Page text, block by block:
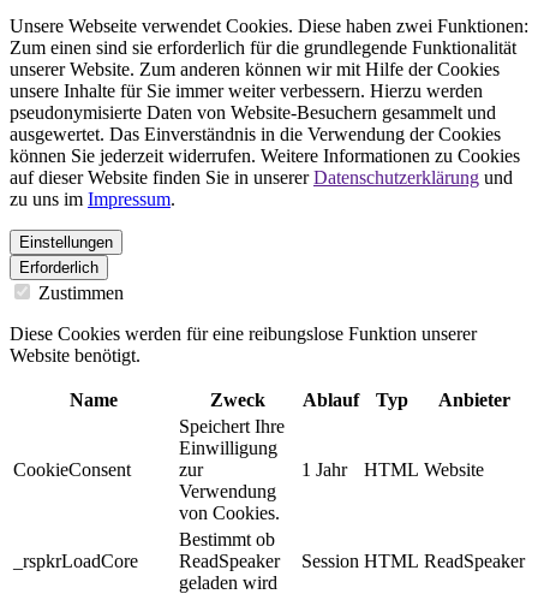
Unsere Webseite verwendet Cookies. Diese haben zwei Funktionen:
Zum einen sind sie erforderlich für die grundlegende Funktionalität
unserer Website. Zum anderen können wir mit Hilfe der Cookies
unsere Inhalte für Sie immer weiter verbessern. Hierzu werden
pseudonymisierte Daten von Website-Besuchern gesammelt und
ausgewertet. Das Einverständnis in die Verwendung der Cookies
können Sie jederzeit widerrufen. Weitere Informationen zu Cookies
auf dieser Website finden Sie in unsererDatenschutzerklärung und
zu uns im Impressum.
Einstellungen
Erforderlich
Zustimmen
Diese Cookies werden für eine reibungslose Funktion unserer
Website benötigt.
Name Zweck Ablauf Typ Anbieter
CookieConsent
Speichert Ihre
Einwilligung
zur
Verwendung
von Cookies.
1 Jahr HTML Website
_rspkrLoadCore
Bestimmt ob
ReadSpeaker
geladen wird
Session HTML ReadSpeaker